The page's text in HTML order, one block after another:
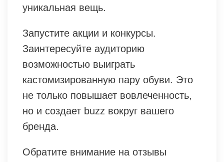
уникальная вещь.
Запустите акции и конкурсы.
Заинтересуйте аудиторию
возможностью выиграть
кастомизированную пару обуви. Это
не только повышает вовлеченность,
но и создает buzz вокруг вашего
бренда.
Обратите внимание на отзывы